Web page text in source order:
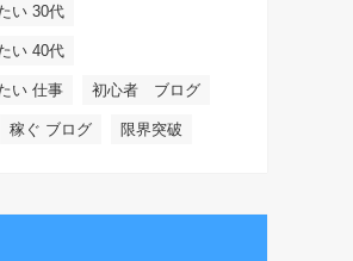
い 30代
い 40代
い 仕事 初心者 ブログ
稼ぐ ブログ 限界突破